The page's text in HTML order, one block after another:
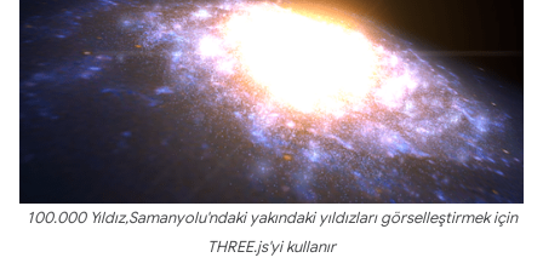
100.000 Yıldız,Samanyolu'ndaki yakındaki yıldızları görselleştirmek için
THREE.js'yi kullanır